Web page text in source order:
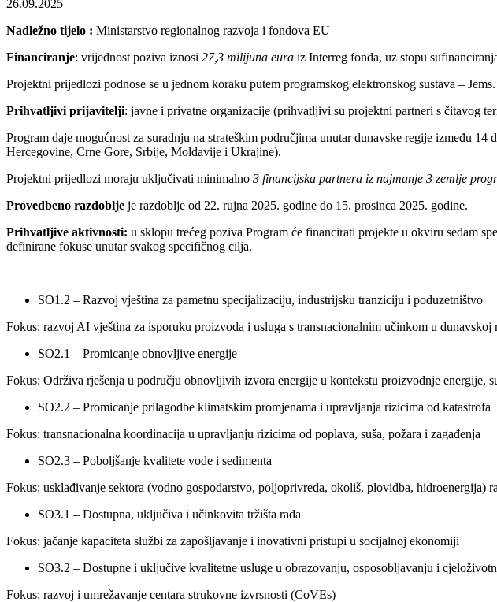
26.09.2025
Nadležno tijelo : Ministarstvo regionalnog razvoja i fondova EU
Financiranje: vrijednost poziva iznosi 27,3 milijuna eura iz Interreg fonda, uz stopu
Projektni prijedlozi podnose se u jednom koraku putem programskog elektronskog sustava – Jems.
Prihvatljivi prijavitelji: javne i privatne organizacije (prihvatljivi su projektni partneri s čitavog
Program daje mogućnost za suradnju na strateškim područjima unutar dunavske regije između
Hercegovine, Crne Gore, Srbije, Moldavije i Ukrajine).
Projektni prijedlozi moraju uključivati minimalno 3 financijska partnera iz najmanje 3 zemlje
Provedbeno razdoblje je razdoblje od 22. rujna 2025. godine do 15. prosinca 2025. godine.
Prihvatljive aktivnosti: u sklopu trećeg poziva Program će financirati projekte u okviru sedam
definirane fokuse unutar svakog specifičnog cilja.
SO1.2 – Razvoj vještina za pametnu specijalizaciju, industrijsku tranziciju i poduzetništvo
Fokus: razvoj AI vještina za isporuku proizvoda i usluga s transnacionalnim učinkom u dunavskoj
SO2.1 – Promicanje obnovljive energije
Fokus: Održiva rješenja u području obnovljivih izvora energije u kontekstu proizvodnje energije,
SO2.2 – Promicanje prilagodbe klimatskim promjenama i upravljanja rizicima od katastrofa
Fokus: transnacionalna koordinacija u upravljanju rizicima od poplava, suša, požara i zagađenja
SO2.3 – Poboljšanje kvalitete vode i sedimenta
Fokus: usklađivanje sektora (vodno gospodarstvo, poljoprivreda, okoliš, plovidba,
SO3.1 – Dostupna, uključiva i učinkovita tržišta rada
Fokus: jačanje kapaciteta službi za zapošljavanje i inovativni pristupi u socijalnoj ekonomiji
SO3.2 – Dostupne i uključive kvalitetne usluge u obrazovanju, osposobljavanju i
Fokus: razvoj i umrežavanje centara strukovne izvrsnosti (CoVEs)